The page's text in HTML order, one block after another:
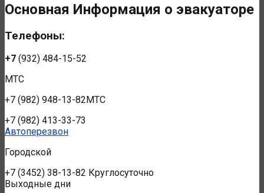
Основная Информация о эвакуаторе
Телефоны:
+7 (932) 484-15-52
МТС
+7 (982) 948-13-82МТС
+7 (982) 413-33-73
Автоперезвон
Городской
+7 (3452) 38-13-82 Круглосуточно
Выходные дни